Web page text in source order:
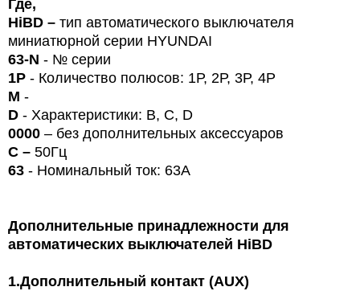
Где,
HiBD – тип автоматического выключателя
миниатюрной серии HYUNDAI
63-N - № серии
1P - Количество полюсов: 1Р, 2Р, 3Р, 4Р
М -
D - Характеристики: B, C, D
0000 – без дополнительных аксессуаров
С – 50Гц
63 - Номинальный ток: 63А
Дополнительные принадлежности для
автоматических выключателей HiBD
1.Дополнительный контакт (AUX)